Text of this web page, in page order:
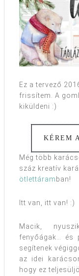
Ez a tervező
frissítem. A
kiküldeni :)
KÉREM
Még több
száz kreatív
ötlettáram ban!
Itt van, itt van! :)
Macik,
fenyőágak… és
segítenek
az idei
hogy ez